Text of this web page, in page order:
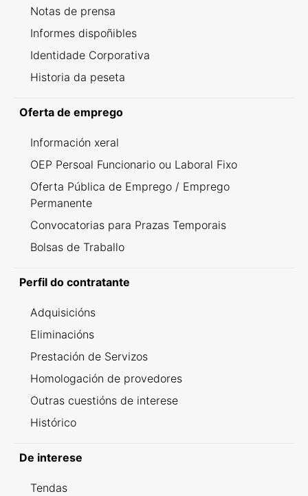
Notas de prensa
Informes dispoñibles
Identidade Corporativa
Historia da peseta
Oferta de emprego
Información xeral
OEP Persoal Funcionario ou Laboral Fixo
Oferta Pública de Emprego / Emprego
Permanente
Convocatorias para Prazas Temporais
Bolsas de Traballo
Perfil do contratante
Adquisicións
Eliminacións
Prestación de Servizos
Homologación de provedores
Outras cuestións de interese
Histórico
De interese
Tendas